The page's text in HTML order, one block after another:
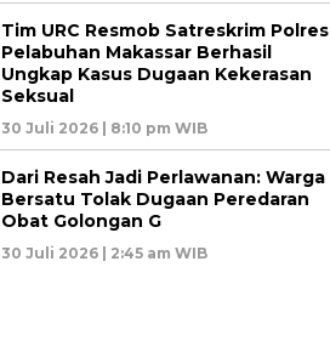
Tim URC Resmob Satreskrim Polres
Pelabuhan Makassar Berhasil
Ungkap Kasus Dugaan Kekerasan
Seksual
30 Juli 2026 | 8:10 pm WIB
Dari Resah Jadi Perlawanan: Warga
Bersatu Tolak Dugaan Peredaran
Obat Golongan G
30 Juli 2026 | 2:45 am WIB